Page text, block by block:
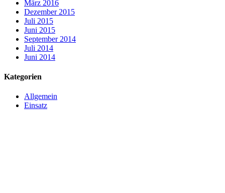
März 2016
Dezember 2015
Juli 2015
Juni 2015
September 2014
Juli 2014
Juni 2014
Kategorien
Allgemein
Einsatz